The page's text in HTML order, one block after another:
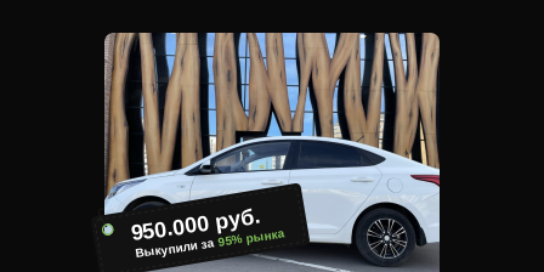
950.000 руб.
Выкупили за95% рынка